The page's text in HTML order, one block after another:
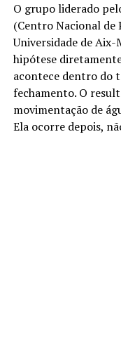
O grupo liderado
(Centro Nacional de
Universidade de Aix-
hipótese
acontece dentro do
fechamento. O
movimentação de
Ela ocorre depois,